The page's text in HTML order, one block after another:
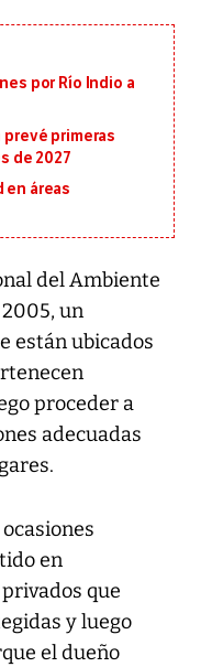
por Río Indio a
prevé primeras
de 2027
en áreas
del Ambiente
un
están ubicados
proceder a
adecuadas
en
que
y luego
el dueño